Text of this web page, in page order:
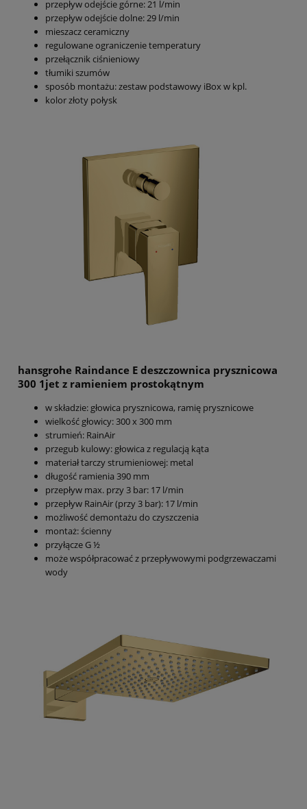
przepływ odejście górne: 21 l/min
przepływ odejście dolne: 29 l/min
mieszacz ceramiczny
regulowane ograniczenie temperatury
przełącznik ciśnieniowy
tłumiki szumów
sposób montażu: zestaw podstawowy iBox w kpl.
kolor złoty połysk
hansgrohe Raindance E deszczownica prysznicowa
300 1jet z ramieniem prostokątnym
w składzie: głowica prysznicowa, ramię prysznicowe
wielkość głowicy: 300 x 300 mm
strumień: RainAir
przegub kulowy: głowica z regulacją kąta
materiał tarczy strumieniowej: metal
długość ramienia 390 mm
przepływ max. przy 3 bar: 17 l/min
przepływ RainAir (przy 3 bar): 17 l/min
możliwość demontażu do czyszczenia
montaż: ścienny
przyłącze G ½
może współpracować z przepływowymi podgrzewaczami
wody